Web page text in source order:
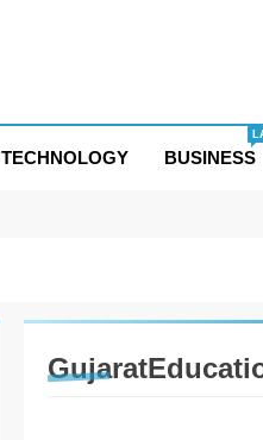
TECHNOLOGY BUSINESS